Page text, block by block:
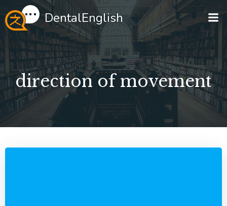
Перейти
к
содержимому
DentalEnglish
direction of movement